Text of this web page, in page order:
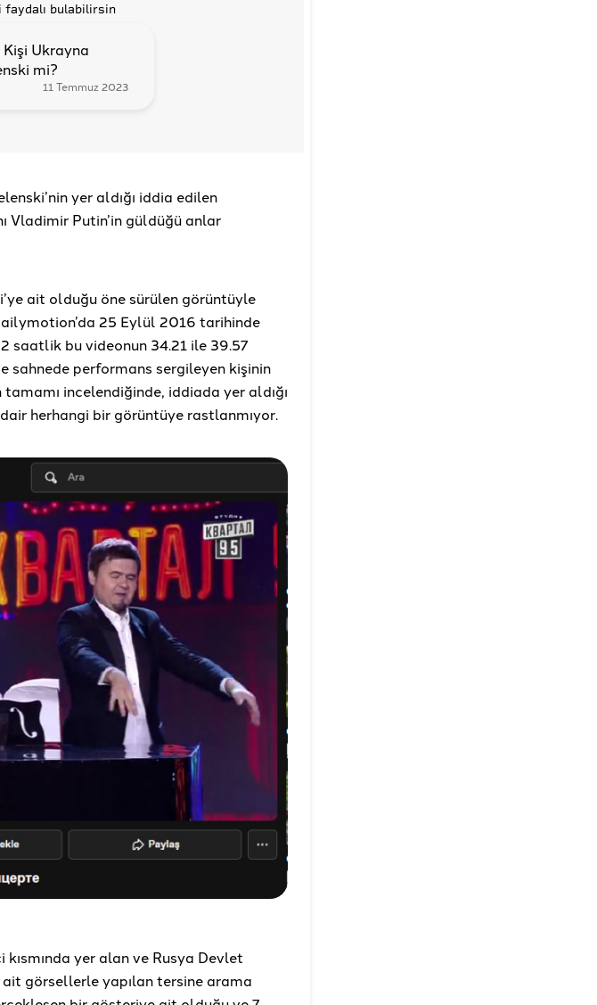
faydalı bulabilirsin
Ukrayna
mi?
11 Temmuz 2023
yer aldığı iddia edilen
Vladimir Putin’in güldüğü anlar
ait olduğu öne sürülen görüntüyle
25 Eylül 2016 tarihinde
2 saatlik bu videonun 34.21 ile 39.57
sahnede performans sergileyen kişinin
incelendiğinde, iddiada yer aldığı
herhangi bir görüntüye rastlanmıyor.
yer alan ve Rusya Devlet
görsellerle yapılan tersine arama